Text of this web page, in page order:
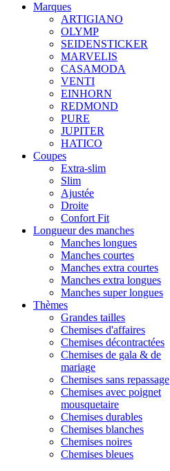
Marques
ARTIGIANO
OLYMP
SEIDENSTICKER
MARVELIS
CASAMODA
VENTI
EINHORN
REDMOND
PURE
JUPITER
HATICO
Coupes
Extra-slim
Slim
Ajustée
Droite
Confort Fit
Longueur des manches
Manches longues
Manches courtes
Manches extra courtes
Manches extra longues
Manches super longues
Thèmes
Grandes tailles
Chemises d'affaires
Chemises décontractées
Chemises de gala & de
mariage
Chemises sans repassage
Chemises avec poignet
mousquetaire
Chemises durables
Chemises blanches
Chemises noires
Chemises bleues